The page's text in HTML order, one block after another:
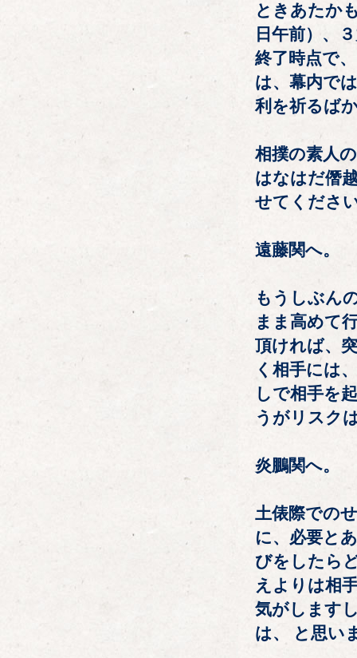
ときあたか
日午前）、
終了時点で
は、幕内で
利を祈るば
相撲の素人
はなはだ僭
せてくださ
遠藤関へ。
もうしぶん
まま高めて
頂ければ、
く相手には
しで相手を
うがリスク
炎鵬関へ。
土俵際での
に、必要と
びをしたら
えよりは相
気がします
は、 と思い